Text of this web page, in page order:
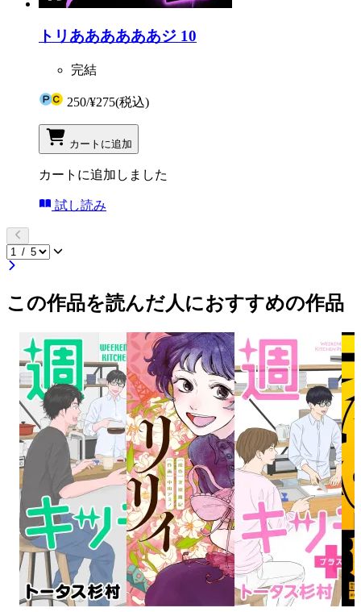
トリああああああジ 10
完結
250/¥275(税込)
カートに追加
カートに追加しました
試し読み
この作品を読んだ人におすすめの作品